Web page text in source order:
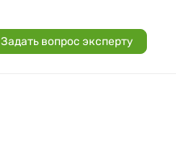
Задать вопрос эксперту